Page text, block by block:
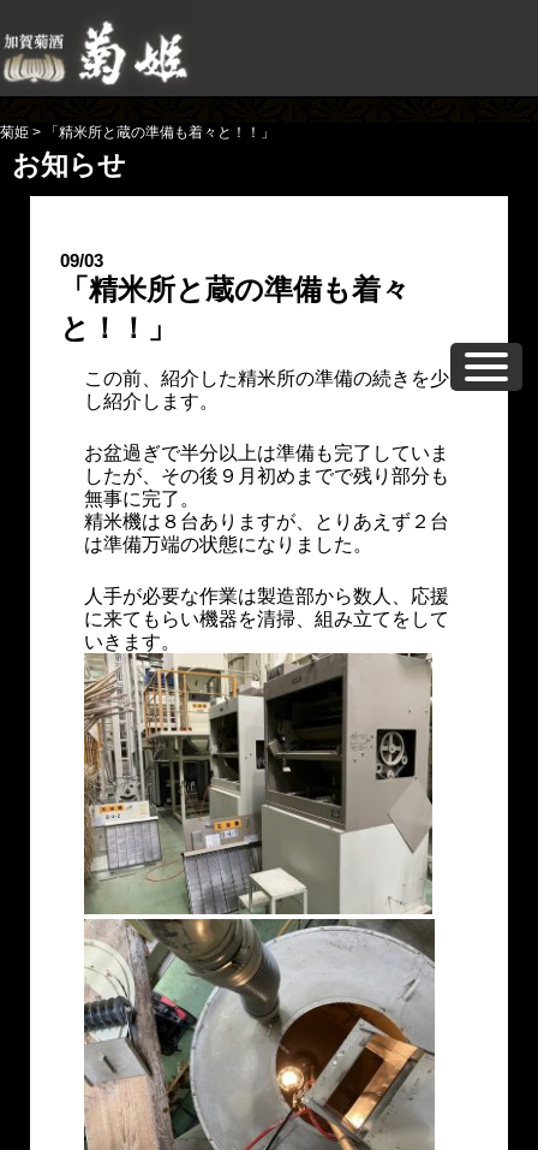
菊姫 > 「精米所と蔵の準備も着々と！！」
お知らせ
09/03
「精米所と蔵の準備も着々
と！！」
この前、紹介した精米所の準備の続きを少
し紹介します。
お盆過ぎで半分以上は準備も完了していま
したが、その後９月初めまでで残り部分も
無事に完了。
精米機は８台ありますが、とりあえず２台
は準備万端の状態になりました。
人手が必要な作業は製造部から数人、応援
に来てもらい機器を清掃、組み立てをして
いきます。